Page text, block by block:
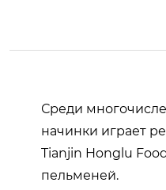
Среди
начинки играет
Tianjin Honglu
пельменей.